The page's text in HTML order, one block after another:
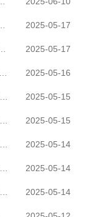
2025-05-17
2025-05-17
2025-05-16
2025-05-15
2025-05-15
2025-05-14
2025-05-14
2025-05-14